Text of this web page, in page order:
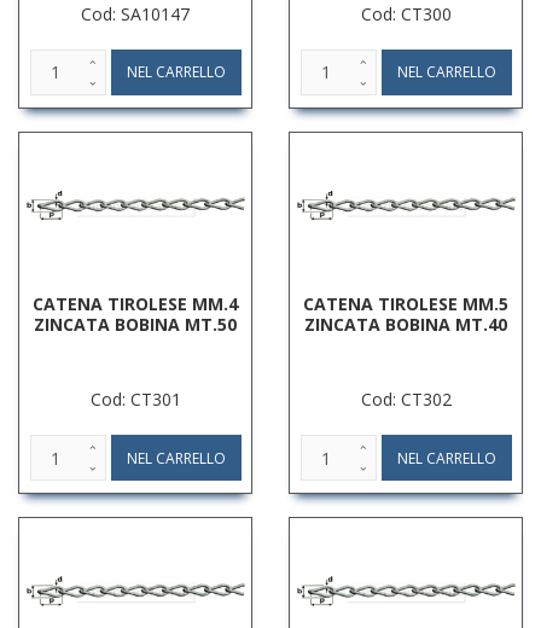
Cod: SA10147
Cod: CT300
CATENA TIROLESE MM.4
ZINCATA BOBINA MT.50
Cod: CT301
CATENA TIROLESE MM.5
ZINCATA BOBINA MT.40
Cod: CT302